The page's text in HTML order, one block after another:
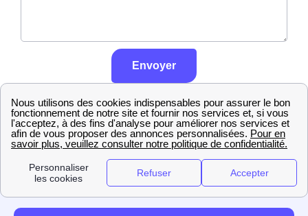
Envoyer
contrôle, traitement et publication des
avis : cliquez ici